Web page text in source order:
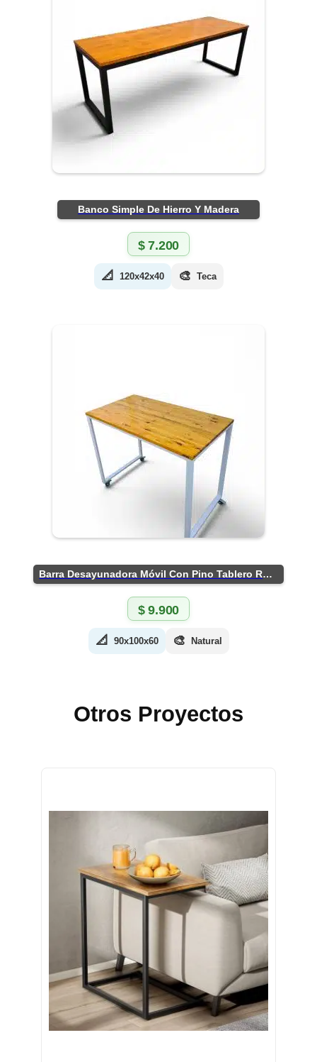
Banco Simple De Hierro Y Madera
$7.200
📐 120x42x40 🎨 Teca
Barra Desayunadora Móvil Con Pino Tablero Rústico
$9.900
📐 90x100x60 🎨 Natural
Otros Proyectos